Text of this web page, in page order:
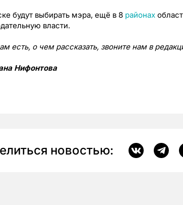
будут выбирать мэра, ещё в 8 районах
власти.
есть, о чем рассказать, звоните нам в
Нифонтова
новостью: